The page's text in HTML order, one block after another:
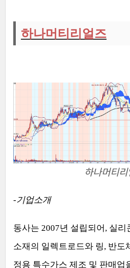
하나머티리얼즈
하나머티리
-기업소개
동사는 2007년 설립되어 , 실리
소재의 일렉트로드와 링, 반도
정용 특수가스 제조 및 판매업